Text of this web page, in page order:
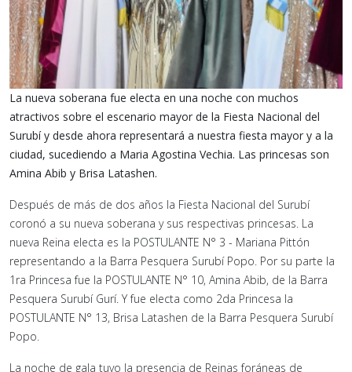
La nueva soberana fue electa en una noche con muchos
atractivos sobre el escenario mayor de la Fiesta Nacional del
Surubí y desde ahora representará a nuestra fiesta mayor y a la
ciudad, sucediendo a Maria Agostina Vechia. Las princesas son
Amina Abib y Brisa Latashen.
Después de más de dos años la Fiesta Nacional del Surubí
coronó a su nueva soberana y sus respectivas princesas. La
nueva Reina electa es la POSTULANTE N° 3 - Mariana Pittón
representando a la Barra Pesquera Surubí Popo. Por su parte la
1ra Princesa fue la POSTULANTE N° 10, Amina Abib, de la Barra
Pesquera Surubí Gurí. Y fue electa como 2da Princesa la
POSTULANTE N° 13, Brisa Latashen de la Barra Pesquera Surubí
Popo.
La noche de gala tuvo la presencia de Reinas foráneas de